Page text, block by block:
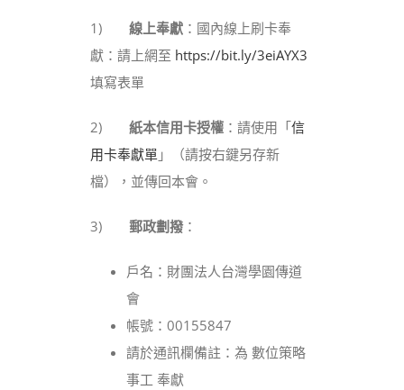
1) 線上奉獻 ：國內線上刷卡奉
獻：請上網至 https://bit.ly/3eiAYX3
填寫表單
2) 紙本信用卡授權 ：請使用「信
用卡奉獻單 」（請按右鍵另存新
檔），並傳回本會。
3) 郵政劃撥：
戶名：財團法人台灣學園傳道
會
帳號：00155847
請於通訊欄備註：為 數位策略
事工 奉獻